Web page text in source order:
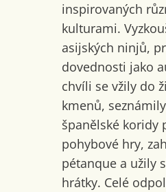
inspirovaných
kulturami.
asijských ninjů,
dovednosti jako
chvíli se vžily do
kmenů,
španělské koridy
pohybové hry,
pétanque a užily
hrátky. Celé